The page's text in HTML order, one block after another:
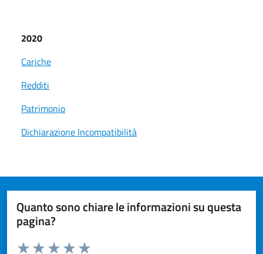
2020
Cariche
Redditi
Patrimonio
Dichiarazione Incompatibilità
Quanto sono chiare le informazioni su questa
pagina?
Valuta da 1 a 5 stelle la pagina